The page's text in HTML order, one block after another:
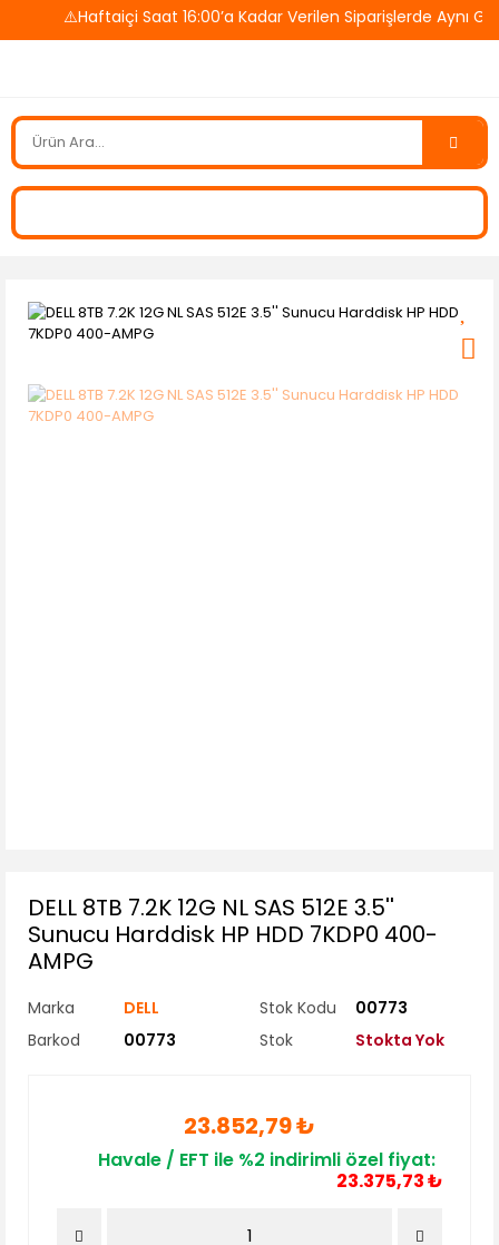
⚠️Haftaiçi Saat 16:00’a Kadar Verilen Siparişlerde Aynı
DELL 8TB 7.2K 12G NL SAS 512E 3.5''
Sunucu Harddisk HP HDD 7KDP0 400-
AMPG
Marka DELL Stok Kodu
00773
Barkod
00773 Stok Stokta Yok
23.852,79 ₺
Havale / EFT ile %2 indirimli özel fiyat:
23.375,73 ₺